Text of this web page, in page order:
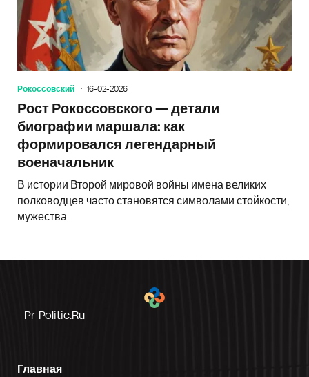
Рокоссовский 16-02-2026
Рост Рокоссовского — детали
биографии маршала: как
формировался легендарный
военачальник
В истории Второй мировой войны имена великих
полководцев часто становятся символами стойкости,
мужества
Pr-Politic.ru
Главная